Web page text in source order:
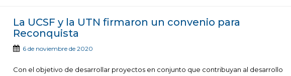
La UCSF y la UTN firmaron un convenio para
Reconquista
6 de noviembre de 2020
Con el objetivo de desarrollar proyectos en conjunto que contribuyan al desarrollo